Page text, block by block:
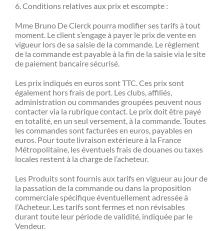
6. Conditions relatives aux prix et escompte :
Mme Bruno De Clerck pourra modifier ses tarifs à tout
moment. Le client s’engage à payer le prix de vente en
vigueur lors de sa saisie de la commande. Le règlement
de la commande est payable à la fin de la saisie via le site
de paiement bancaire sécurisé.
Les prix indiqués en euros sont TTC. Ces prix sont
également hors frais de port. Les clubs, affiliés,
administration ou commandes groupées peuvent nous
contacter via la rubrique contact. Le prix doit être payé
en totalité, en un seul versement, à la commande. Toutes
les commandes sont facturées en euros, payables en
euros. Pour toute livraison extérieure à la France
Métropolitaine, les éventuels frais de douanes ou taxes
locales restent à la charge de l’acheteur.
Les Produits sont fournis aux tarifs en vigueur au jour de
la passation de la commande ou dans la proposition
commerciale spécifique éventuellement adressée à
l’Acheteur. Les tarifs sont fermes et non révisables
durant toute leur période de validité, indiquée par le
Vendeur.